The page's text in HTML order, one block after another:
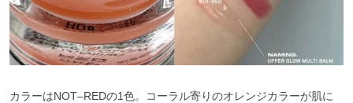
カラーはNOT–REDの1色。コーラル寄りのオレンジカラーが肌に